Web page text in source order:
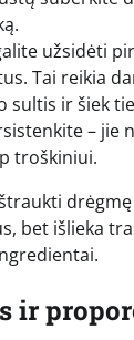
užsidėti
Tai reikia
sultis ir šiek
– jie
troškiniui.
bet išlieka
ir